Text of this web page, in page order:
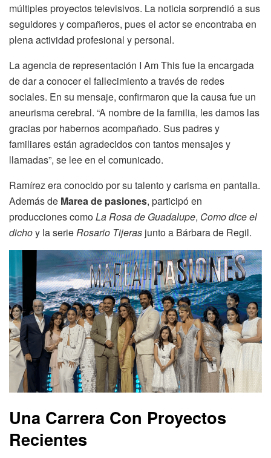
múltiples proyectos televisivos. La noticia sorprendió a sus
seguidores y compañeros, pues el actor se encontraba en
plena actividad profesional y personal.
La agencia de representación I Am This fue la encargada
de dar a conocer el fallecimiento a través de redes
sociales. En su mensaje, confirmaron que la causa fue un
aneurisma cerebral. “A nombre de la familia, les damos las
gracias por habernos acompañado. Sus padres y
familiares están agradecidos con tantos mensajes y
llamadas”, se lee en el comunicado.
Ramírez era conocido por su talento y carisma en pantalla.
Además de Marea de pasiones, participó en
producciones comoLa Rosa de Guadalupe, Como dice el
dichoy la serieRosario Tijeras junto a Bárbara de Regil.
Una Carrera Con Proyectos
Recientes